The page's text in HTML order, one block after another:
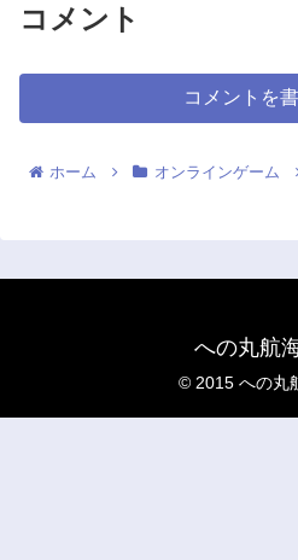
コメント
コメントを
ホーム オンラインゲーム
への丸航
© 2015 への丸